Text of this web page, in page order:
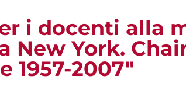
i docenti alla
New York.
1957-2007"